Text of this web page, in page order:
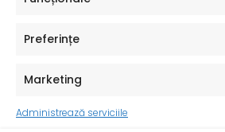
Preferințe
Marketing
Administrează serviciile